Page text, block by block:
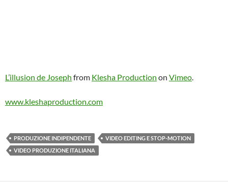
L’illusion de Joseph from Klesha Production on Vimeo
www.kleshaproduction.com
PRODUZIONE INDIPENDENTE
VIDEO EDITING E STOP-MOTION
VIDEO PRODUZIONE ITALIANA